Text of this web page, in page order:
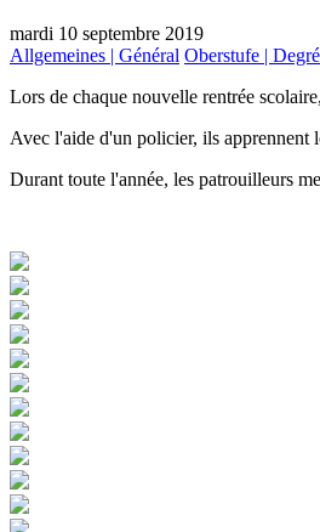
mardi 10 septembre 2019
Allgemeines | Général Oberstufe |
Lors de chaque nouvelle rentrée
Avec l'aide d'un policier, ils apprennent
Durant toute l'année, les patrouilleurs